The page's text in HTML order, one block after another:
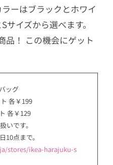
ーはブラックとホワイ
サイズから選べます。
品！ この機会にゲット
ッグ
各￥199
各￥129
いです。
点まで。
stores/ikea-harajuku-s